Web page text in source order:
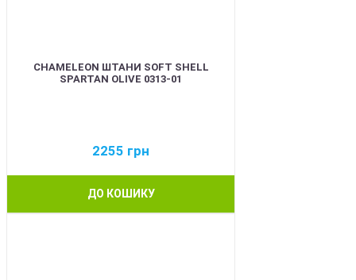
CHAMELEON ШТАНИ SOFT SHELL
SPARTAN OLIVE 0313-01
2255 грн
ДО КОШИКУ